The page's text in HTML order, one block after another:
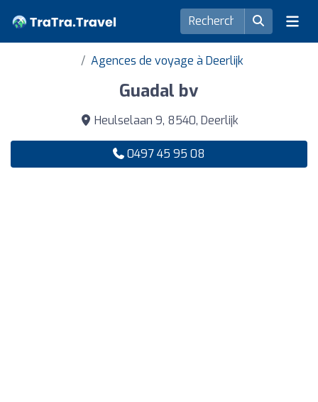
Agences de voyage à Deerlijk
Guadal bv
Heulselaan 9, 8540, Deerlijk
0497 45 95 08